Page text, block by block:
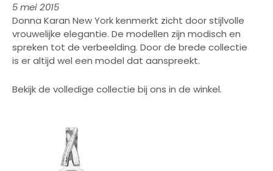
5 mei 2015
Donna Karan New York kenmerkt zicht door stijlvolle
vrouwelijke elegantie. De modellen zijn modisch en
spreken tot de verbeelding. Door de brede collectie
is er altijd wel een model dat aanspreekt.
Bekijk de volledige collectie bij ons in de winkel.